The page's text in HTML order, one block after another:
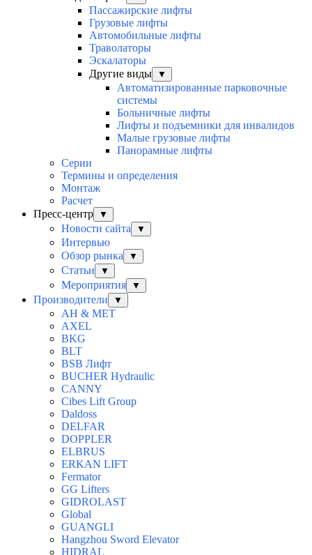
Пассажирские лифты
Грузовые лифты
Автомобильные лифты
Траволаторы
Эскалаторы
Другие виды
▼
Автоматизированные парковочные
системы
Больничные лифты
Лифты и подъемники для инвалидов
Малые грузовые лифты
Панорамные лифты
Серии
Термины и определения
Монтаж
Расчет
Пресс-центр
▼
Новости сайта ▼
Интервью
Обзор рынка
▼
Статьи ▼
Мероприятия ▼
Производители ▼
AH & MET
AXEL
BKG
BLT
BSB Лифт
BUCHER Hydraulic
CANNY
Cibes Lift Group
Daldoss
DELFAR
DOPPLER
ELBRUS
ERKAN LIFT
Fermator
GG Lifters
GIDROLAST
Global
GUANGLI
Hangzhou Sword Elevator
HIDRAL